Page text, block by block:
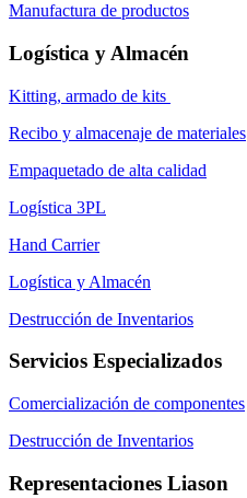
Manufactura de productos
Logística y Almacén
Kitting, armado de kits
Recibo y almacenaje de materiales
Empaquetado de alta calidad
Logística 3PL
Hand Carrier
Logística y Almacén
Destrucción de Inventarios
Servicios Especializados
Comercialización de componentes
Destrucción de Inventarios
Representaciones Liason